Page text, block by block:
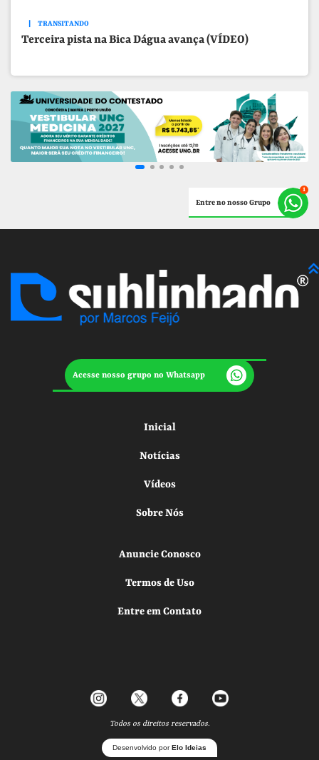
TRANSITANDO
Terceira pista na Bica Dágua avança (VÍDEO)
Entre no nosso Grupo
Acesse nosso grupo no Whatsapp
Inicial
Notícias
Vídeos
Sobre Nós
Anuncie Conosco
Termos de Uso
Entre em Contato
Todos os direitos reservados.
Desenvolvido porElo Ideias